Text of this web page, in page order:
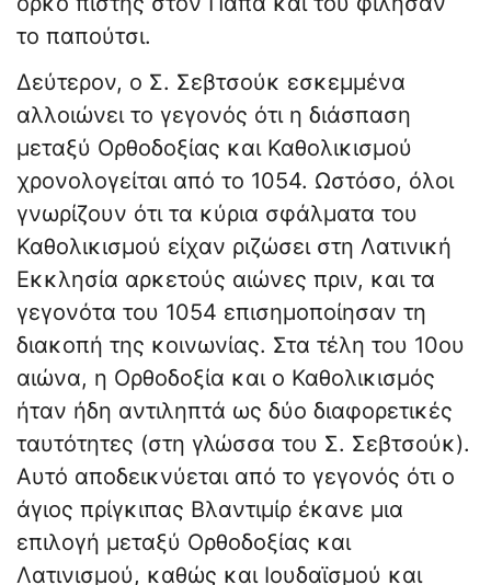
το παπούτσι.
Δεύτερον, ο Σ. Σεβτσούκ εσκεμμένα
αλλοιώνει το γεγονός ότι η διάσπαση
μεταξύ Ορθοδοξίας και Καθολικισμού
χρονολογείται από το 1054. Ωστόσο, όλοι
γνωρίζουν ότι τα κύρια σφάλματα του
Καθολικισμού είχαν ριζώσει στη Λατινική
Εκκλησία αρκετούς αιώνες πριν, και τα
γεγονότα του 1054 επισημοποίησαν τη
διακοπή της κοινωνίας. Στα τέλη του 10ου
αιώνα, η Ορθοδοξία και ο Καθολικισμός
ήταν ήδη αντιληπτά ως δύο διαφορετικές
ταυτότητες (στη γλώσσα του Σ. Σεβτσούκ).
Αυτό αποδεικνύεται από το γεγονός ότι ο
άγιος πρίγκιπας Βλαντιμίρ έκανε μια
επιλογή μεταξύ Ορθοδοξίας και
Λατινισμού, καθώς και Ιουδαϊσμού και